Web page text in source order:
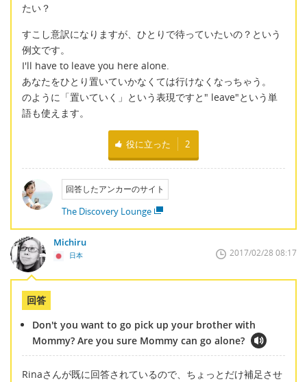
たい？
すこし意訳になりますが、ひとりで待っていたいの？という
例文です。
I'll have to leave you here alone.
あなたをひとり置いていかなくては行けなくなっちゃう。
のように「置いていく」という表現ですと" leave"という単
語も使えます。
役に立った 2
回答したアンカーのサイト
The Discovery Lounge
Michiru
日本 2017/02/28 08:17
回答
Don't you want to go pick up your brother with
Mommy? Are you sure Mommy can go alone?
Rinaさんが既に回答されているので、ちょっとだけ補足させ